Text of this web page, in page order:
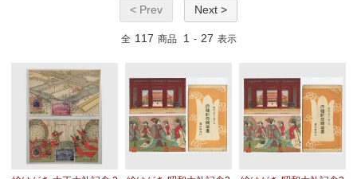
< Prev Next >
全 117 商品 1 - 27 表示